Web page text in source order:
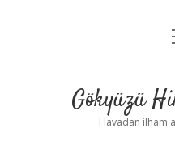
Gökyüzü
Havadan ilham